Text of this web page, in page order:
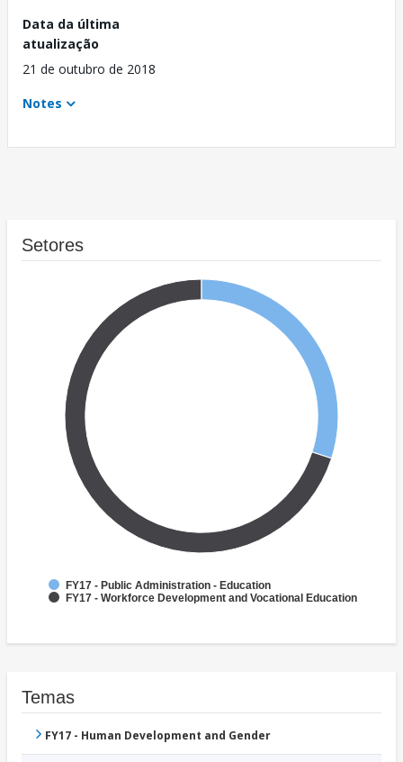
Data da última
atualização
21 de outubro de 2018
Notes
Setores
FY17 - Public Administration - Education
FY17 - Workforce Development and Vocational Education
Temas
FY17 - Human Development and Gender